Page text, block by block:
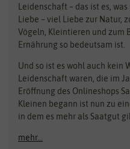
Obstsamen
Pilzbrut
Rasensamen
Steckzwiebeln
Zimmer & Kübelpflanzen
Kataloge
Schnäppchen
Anzucht &
Anzuchtschalen
Bingenheimer Saatgut
Bionana
BIOWOL
Blumicorn
Bûten Birds
Leidenschaft – das ist es,
Liebe – viel Liebe zur Natur,
Vögeln, Kleintieren und zum
Ernährung so bedeutsam ist.
Und so ist es wohl auch kein
Leidenschaft waren, die im
Eröffnung des Onlineshops
Kleinen begann ist nun zu
in dem es mehr als Saatgut
mehr...